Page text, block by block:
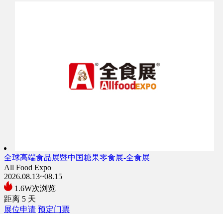
全球高端食品展暨中国糖果零食展-全食展
All Food Expo
2026.08.13~08.15
1.6W次浏览
距离 5 天
展位申请 预定门票